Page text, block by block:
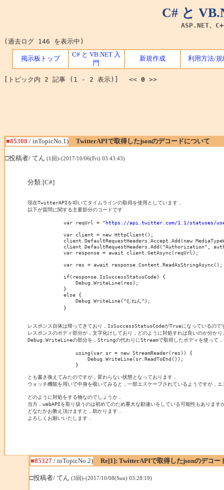
C# と
ASP.NET、
(過去ログ 146 を表示中)
掲示板トップ
C# と VB.NET 入
門
新規作成 利用方法/規
[トピック内 2 記事 (1 - 2 表示)] << 0 >>
■85308 / inTopicNo.1) TwitterAPIで取得したjsonのデコードについて
□投稿者/ てん (1回)-(2017/10/06(Fri) 03:43:43)
分類:[C#]
現在TwitterAPIを叩いてタイムラインの取得を使用としています．
以下が質問に関する主要部分のコードです
            var reqUrl = "
https://api.twitter.com/1.1/statuses/
            var client = new HttpClient();
client.DefaultRequestHeaders.Accept.Add(new
client.DefaultRequestHeaders.Add("Authorization",
            var response = await client.GetAsync(reqUrl);
            var res = await response.Content.ReadAsStringAsync();
            if(response.IsSuccessStatusCode) {
                Debug.WriteLine(res);
            }
            else {
                Debug.WriteLine("むねん");
            }
レスポンス自体は帰ってきており，IsSuccessStatusCodeがTrueになっているので
レスポンスのボディ部分が，文字化けしており，どのように対処すれば良いのか分かり
Debug.WriteLineの部分を，Stringの代わりにStreamで取得したボディを使って，
                using(var sr = new StreamReader(res)) {
                    Debug.WriteLine(sr.ReadToEnd());
                }
とも書き換えてみたのですが，変わらない状態となっております．
ウォッチ機能を用いて中身を覗いてみると，一部エスケープされているようですが
どのように対処をする物なのでしょうか．
当方，webAPIを取り扱うのは初めてのため重大な勘違いをしている可能性もあります
どなたかお教え頂けますと，助かります．
■85327/ inTopicNo.2) Re[1]: TwitterAPIで取得したjsonのデコー
□投稿者/ てん (3回)-(2017/10/08(Sun) 03:28:19)